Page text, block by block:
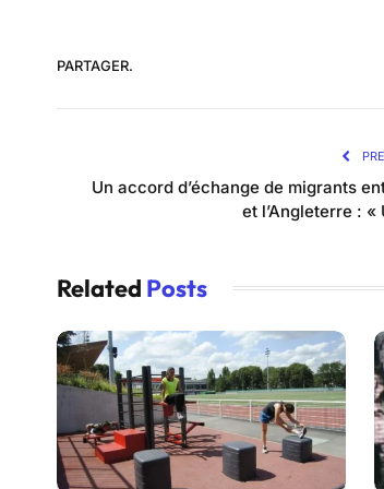
PARTAGER.
Un accord d’échange de migrants
et l’Angleterre : «
Related Posts